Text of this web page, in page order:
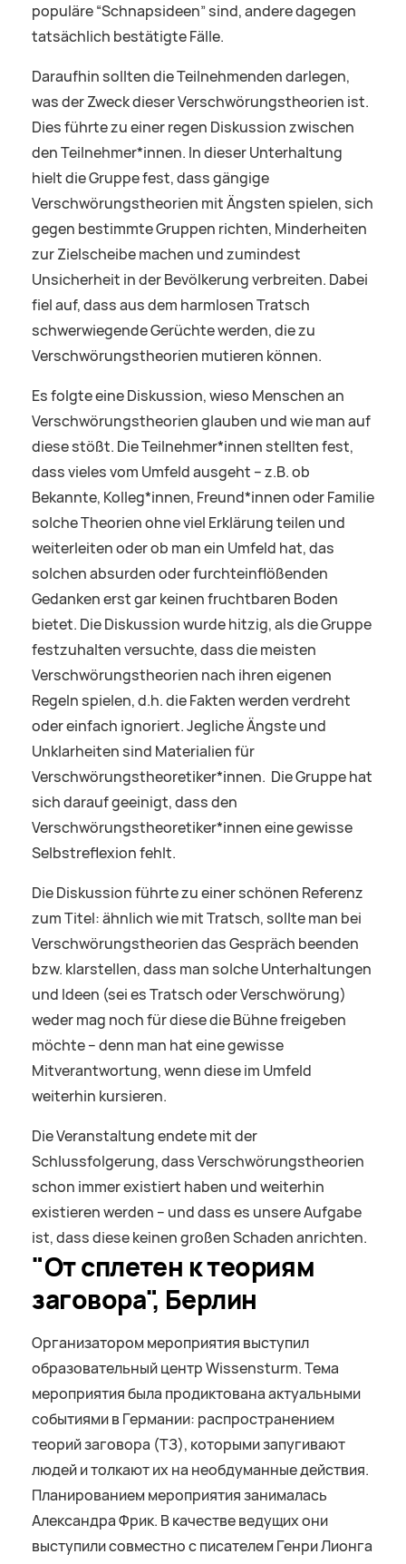
populäre “Schnapsideen” sind, andere dagegen
tatsächlich bestätigte Fälle.
Daraufhin sollten die Teilnehmenden darlegen,
was der Zweck dieser Verschwörungstheorien ist.
Dies führte zu einer regen Diskussion zwischen
den Teilnehmer*innen. In dieser Unterhaltung
hielt die Gruppe fest, dass gängige
Verschwörungstheorien mit Ängsten spielen, sich
gegen bestimmte Gruppen richten, Minderheiten
zur Zielscheibe machen und zumindest
Unsicherheit in der Bevölkerung verbreiten. Dabei
fiel auf, dass aus dem harmlosen Tratsch
schwerwiegende Gerüchte werden, die zu
Verschwörungstheorien mutieren können.
Es folgte eine Diskussion, wieso Menschen an
Verschwörungstheorien glauben und wie man auf
diese stößt. Die Teilnehmer*innen stellten fest,
dass vieles vom Umfeld ausgeht – z.B. ob
Bekannte, Kolleg*innen, Freund*innen oder Familie
solche Theorien ohne viel Erklärung teilen und
weiterleiten oder ob man ein Umfeld hat, das
solchen absurden oder furchteinflößenden
Gedanken erst gar keinen fruchtbaren Boden
bietet. Die Diskussion wurde hitzig, als die Gruppe
festzuhalten versuchte, dass die meisten
Verschwörungstheorien nach ihren eigenen
Regeln spielen, d.h. die Fakten werden verdreht
oder einfach ignoriert. Jegliche Ängste und
Unklarheiten sind Materialien für
Verschwörungstheoretiker*innen. Die Gruppe hat
sich darauf geeinigt, dass den
Verschwörungstheoretiker*innen eine gewisse
Selbstreflexion fehlt.
Die Diskussion führte zu einer schönen Referenz
zum Titel: ähnlich wie mit Tratsch, sollte man bei
Verschwörungstheorien das Gespräch beenden
bzw. klarstellen, dass man solche Unterhaltungen
und Ideen (sei es Tratsch oder Verschwörung)
weder mag noch für diese die Bühne freigeben
möchte – denn man hat eine gewisse
Mitverantwortung, wenn diese im Umfeld
weiterhin kursieren.
Die Veranstaltung endete mit der
Schlussfolgerung, dass Verschwörungstheorien
schon immer existiert haben und weiterhin
existieren werden – und dass es unsere Aufgabe
ist, dass diese keinen großen Schaden anrichten.
"От сплетен к теориям
заговора", Берлин
Организатором мероприятия выступил
образовательный центр Wissensturm. Тема
мероприятия была продиктована актуальными
событиями в Германии: распространением
теорий заговора (ТЗ), которыми запугивают
людей и толкают их на необдуманные действия.
Планированием мероприятия занималась
Александра Фрик. В качестве ведущих они
выступили совместно с писателем Генри Лионга